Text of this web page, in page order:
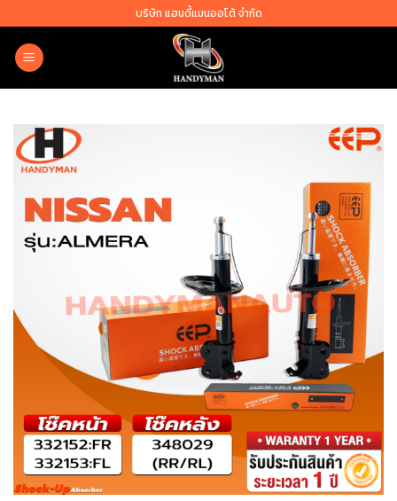
to
content
บริษัท แฮนดี้แมนออโต้ จำกัด